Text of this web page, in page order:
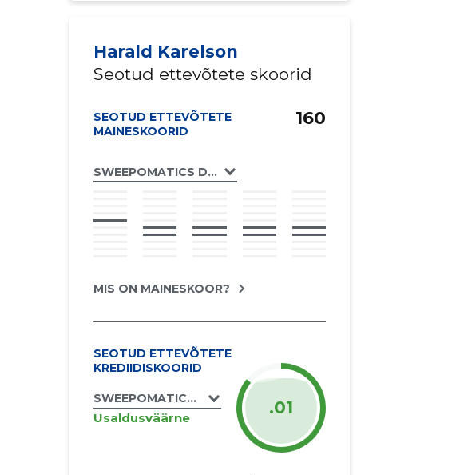
Harald Karelson
Seotud ettevõtete skoorid
SEOTUD ETTEVÕTETE
MAINESKOORID
SWEEPOMATICS DESIGN OÜ
160
MIS ON MAINESKOOR?
SEOTUD ETTEVÕTETE
KREDIIDISKOORID
SWEEPOMATICS DESIGN OÜ
Usaldusväärne .01